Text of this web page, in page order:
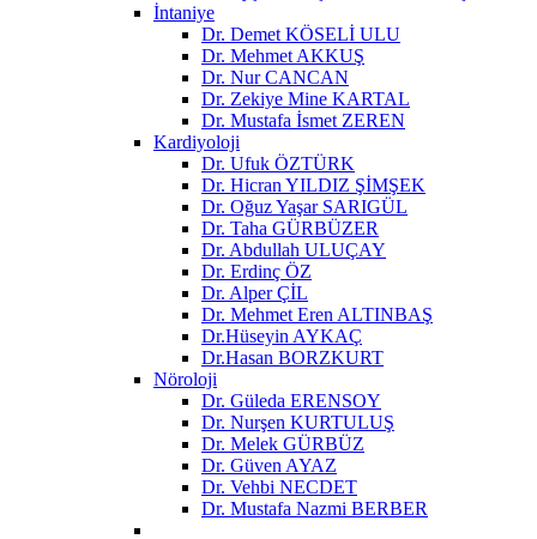
İntaniye
Dr. Demet KÖSELİ ULU
Dr. Mehmet AKKUŞ
Dr. Nur CANCAN
Dr. Zekiye Mine KARTAL
Dr. Mustafa İsmet ZEREN
Kardiyoloji
Dr. Ufuk ÖZTÜRK
Dr. Hicran YILDIZ ŞİMŞEK
Dr. Oğuz Yaşar SARIGÜL
Dr. Taha GÜRBÜZER
Dr. Abdullah ULUÇAY
Dr. Erdinç ÖZ
Dr. Alper ÇİL
Dr. Mehmet Eren ALTINBAŞ
Dr.Hüseyin AYKAÇ
Dr.Hasan BORZKURT
Nöroloji
Dr. Güleda ERENSOY
Dr. Nurşen KURTULUŞ
Dr. Melek GÜRBÜZ
Dr. Güven AYAZ
Dr. Vehbi NECDET
Dr. Mustafa Nazmi BERBER